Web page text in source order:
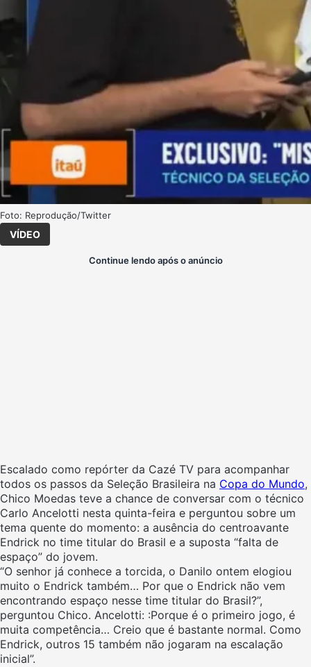
Foto: Reprodução/Twitter
VÍDEO
Continue lendo após o anúncio
Escalado como repórter da Cazé TV para acompanhar
todos os passos da Seleção Brasileira na Copa do Mundo,
Chico Moedas teve a chance de conversar com o técnico
Carlo Ancelotti nesta quinta-feira e perguntou sobre um
tema quente do momento: a ausência do centroavante
Endrick no time titular do Brasil e a suposta “falta de
espaço” do jovem.
“O senhor já conhece a torcida, o Danilo ontem elogiou
muito o Endrick também… Por que o Endrick não vem
encontrando espaço nesse time titular do Brasil?”,
perguntou Chico. Ancelotti: :Porque é o primeiro jogo, é
muita competência… Creio que é bastante normal. Como
Endrick, outros 15 também não jogaram na escalação
inicial”.